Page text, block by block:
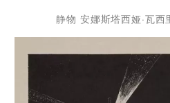
静物 安娜斯塔西娅·瓦